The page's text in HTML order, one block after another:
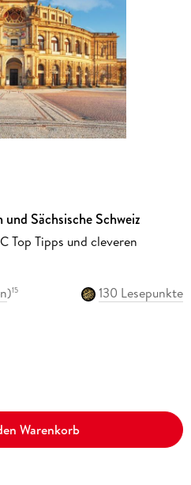
Sächsische Schweiz
Top Tipps und cleveren
)15
130 Lesepunkte
Warenkorb